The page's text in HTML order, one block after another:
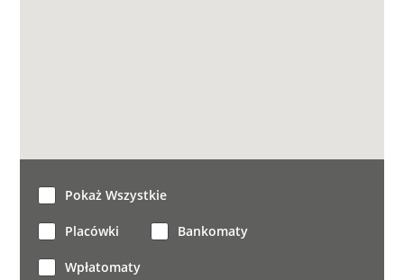
Pokaż Wszystkie
Placówki Bankomaty
Wpłatomaty